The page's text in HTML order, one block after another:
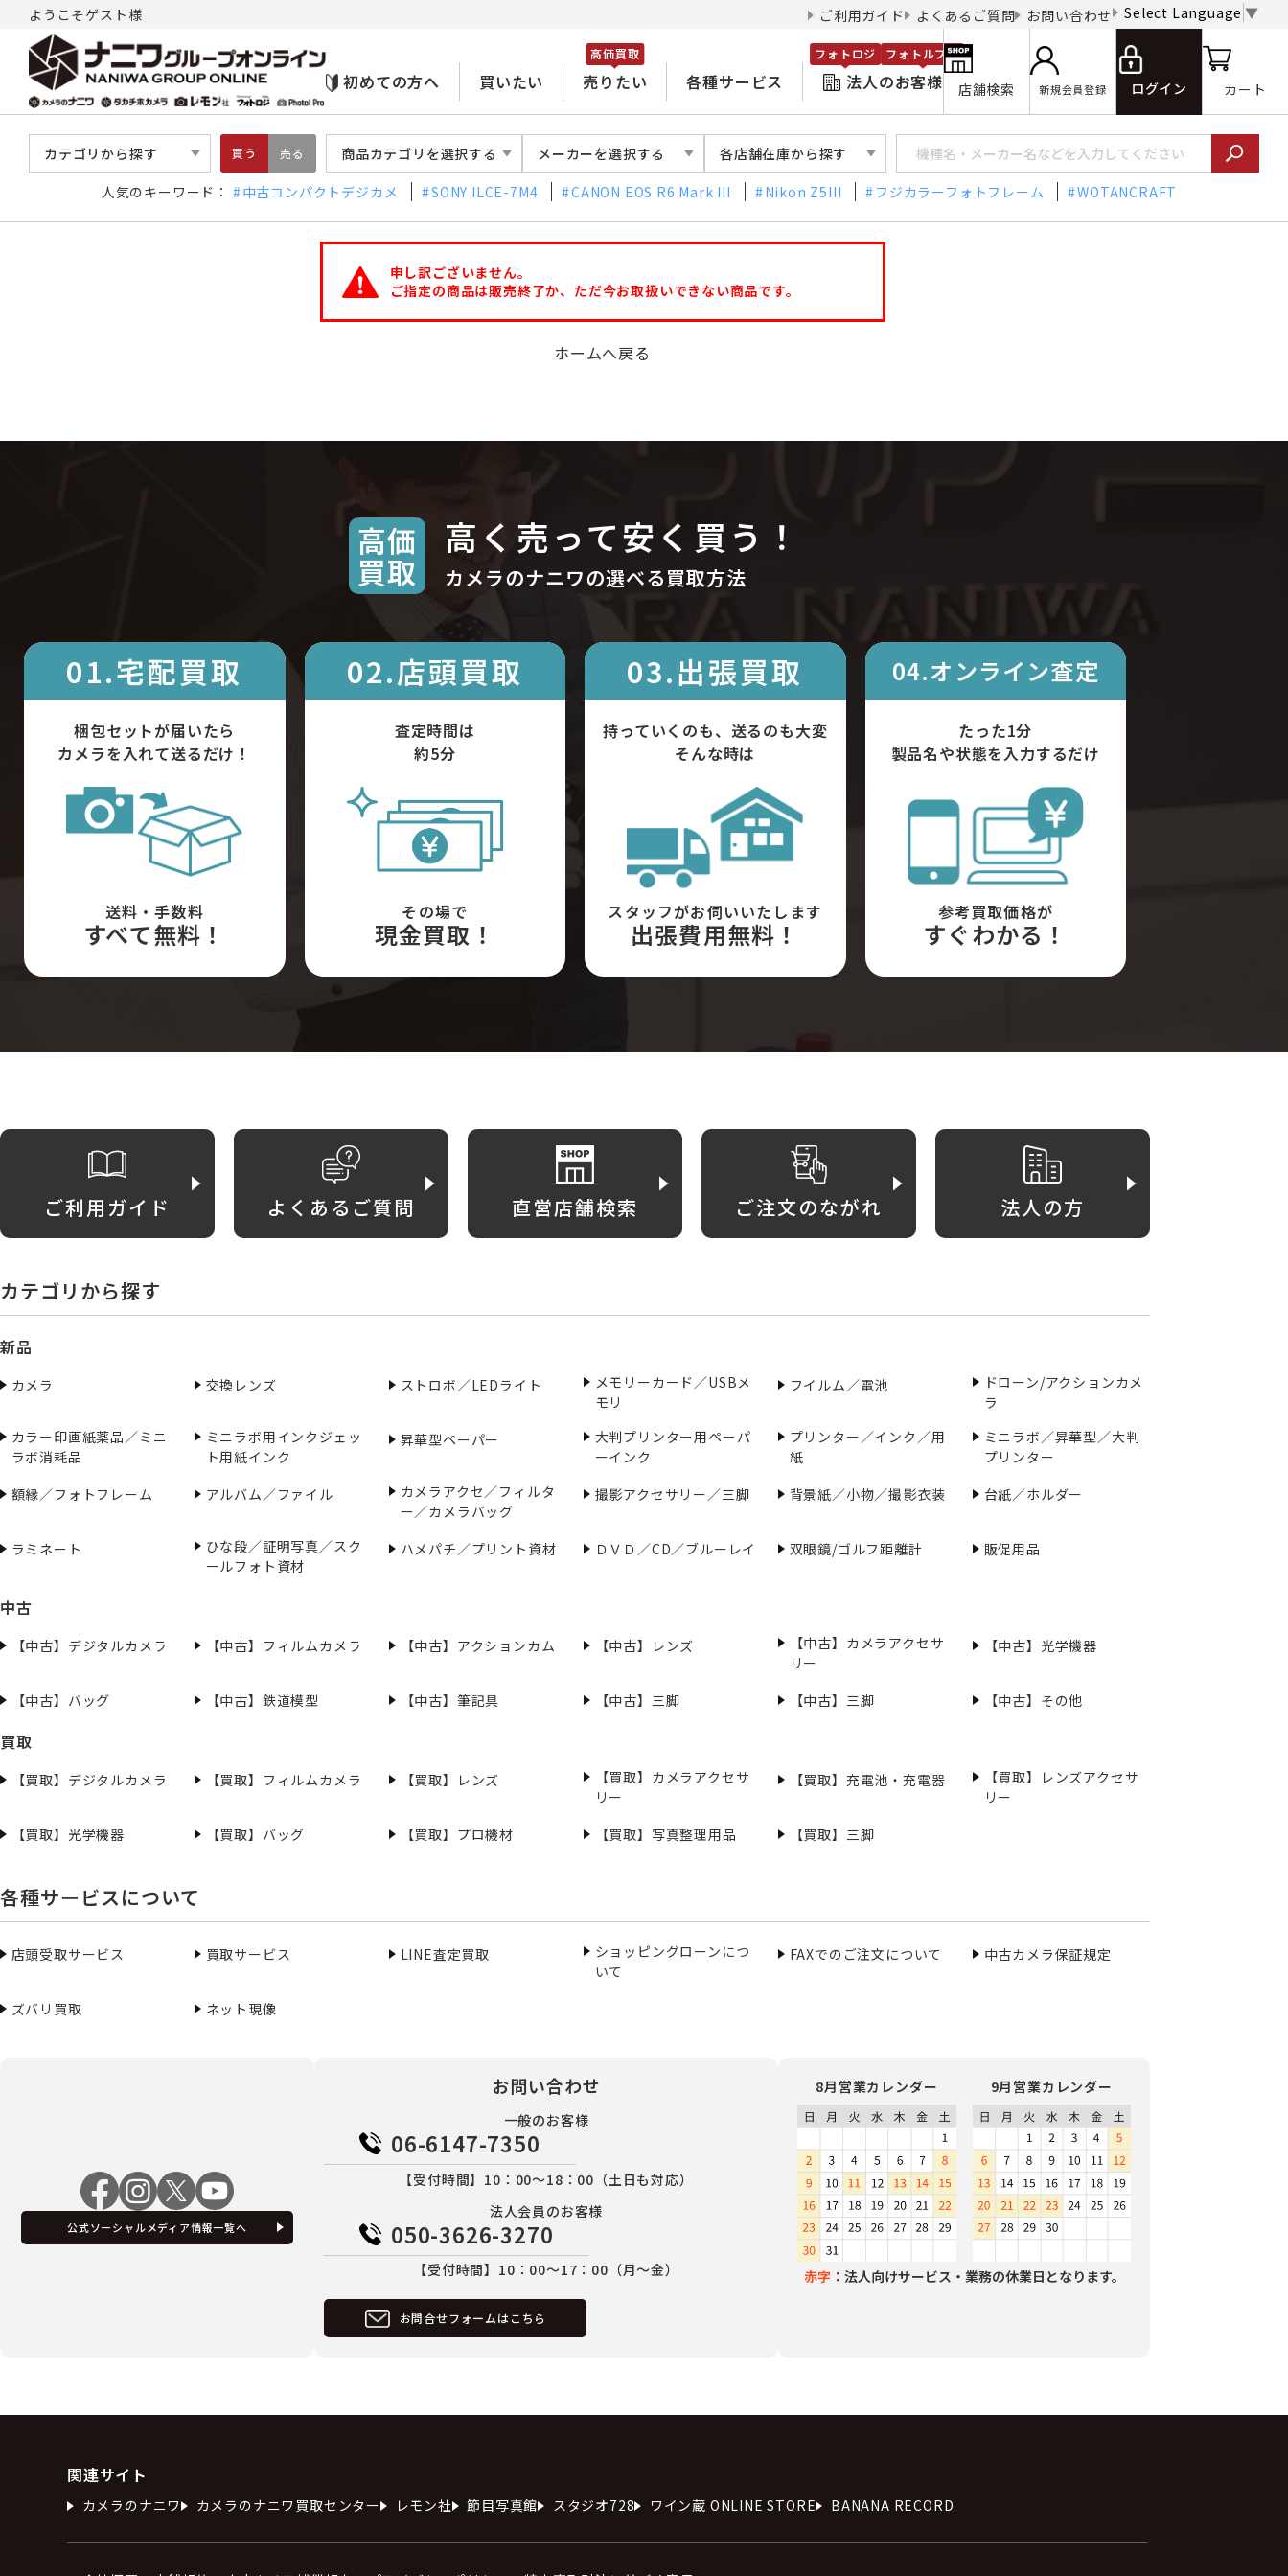
ようこそゲスト様 ご利用ガイド よくあるご質問 お問い合わせ Select Language ▼
初めての方へ 買いたい 売りたい
高価買取
各種サービス 法人のお客様
フォトロジ フォトルプロ
店舗検索 新規会員登録 ログイン カート
カテゴリから探す 買う 売る 商品カテゴリを選択する メーカーを選択する 各店舗在庫から探す
人気のキーワード： 中古コンパクトデジカメ SONY ILCE-7M4 CANON EOS R6 Mark III Nikon Z5III フジカラーフォトフレーム WOTANCRAFT
申し訳ございません。
ご指定の商品は販売終了か、ただ今お取扱いできない商品です。
ホームへ戻る
高価
買取
高く売って安く買う！
カメラのナニワの選べる買取方法
01.宅配買取
梱包セットが届いたら
カメラを入れて送るだけ！
送料・手数料
すべて無料！
02.店頭買取
査定時間は
約5分
その場で
現金買取！
03.出張買取
持っていくのも、送るのも大変
そんな時は
スタッフがお伺いいたします
出張費用無料！
04.オンライン査定
たった1分
製品名や状態を入力するだけ
参考買取価格が
すぐわかる！
ご利用ガイド よくあるご質問 直営店舗検索 ご注文のながれ 法人の方
カテゴリから探す
新品
カメラ 交換レンズ ストロボ／LEDライト
メモリーカード／USBメ
モリ
フイルム／電池
ドローン/アクションカメ
ラ
カラー印画紙薬品／ミニ
ラボ消耗品
ミニラボ用インクジェッ
ト用紙インク
昇華型ペーパー
大判プリンター用ペーパ
ーインク
プリンター／インク／用
紙
ミニラボ／昇華型／大判
プリンター
額縁／フォトフレーム
アルバム／ファイル
カメラアクセ／フィルタ
ー／カメラバッグ
撮影アクセサリー／三脚 背景紙／小物／撮影衣装 台紙／ホルダー
ラミネート
ひな段／証明写真／スク
ールフォト資材
ハメパチ／プリント資材 ＤＶＤ／CD／ブルーレイ 双眼鏡/ゴルフ距離計 販促用品
中古
【中古】デジタルカメラ 【中古】フィルムカメラ 【中古】アクションカム 【中古】レンズ
【中古】カメラアクセサ
リー
【中古】光学機器
【中古】バッグ 【中古】鉄道模型 【中古】筆記具 【中古】三脚 【中古】三脚 【中古】その他
買取
【買取】デジタルカメラ 【買取】フィルムカメラ 【買取】レンズ
【買取】カメラアクセサ
リー
【買取】充電池・充電器
【買取】レンズアクセサ
リー
【買取】光学機器
【買取】バッグ 【買取】プロ機材 【買取】写真整理用品 【買取】三脚
各種サービスについて
店頭受取サービス 買取サービス LINE査定買取
ショッピングローンにつ
いて
FAXでのご注文について 中古カメラ保証規定
ズバリ買取 ネット現像
公式ソーシャルメディア情報一覧へ
お問い合わせ
一般のお客様
06-6147-7350
【受付時間】10：00～18：00（土日も対応）
法人会員のお客様
050-3626-3270
【受付時間】10：00～17：00（月～金）
お問合せフォームはこちら
8月営業カレンダー 9月営業カレンダー
赤字 ：法人向けサービス・業務の休業日となります。
関連サイト
カメラのナニワ カメラのナニワ買取センター レモン社 節目写真館 スタジオ728 ワイン蔵 ONLINE STORE BANANA RECORD